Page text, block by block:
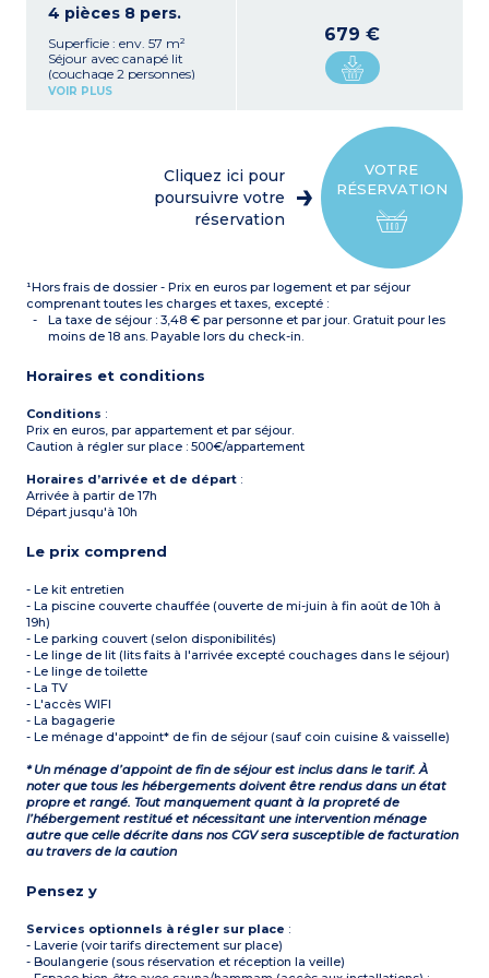
PMR: personne à mobilité
vitrocéramique,
cafetière à capsules,
bouilloire, grille-pain, lave-
vaisselle)
2 chambres avec couchage
4 pièces 8 pers.
Superficie : env. 57 m²
Séjour avec canapé lit
(couchage 2 personnes)
Kitchenette équipée
3 chambres avec couchage
VOIR PLUS
679 €
VOTRE
RÉSERVATION
Cliquez ici pour
poursuivre votre
réservation
¹Hors frais de dossier - Prix en euros par logement et par séjour
comprenant toutes les charges et taxes, excepté :
La taxe de séjour : 3,48 € par personne et par jour. Gratuit pour les
moins de 18 ans. Payable lors du check-in.
Horaires et conditions
Conditions :
Prix en euros, par appartement et par séjour.
Caution à régler sur place : 500€/appartement
Horaires d’arrivée et de départ :
Arrivée à partir de 17h
Départ jusqu'à 10h
Le prix comprend
- Le kit entretien
- La piscine couverte chauffée (ouverte de mi-juin à fin août de 10h à
19h)
- Le parking couvert (selon disponibilités)
- Le linge de lit (lits faits à l'arrivée excepté couchages dans le séjour)
- Le linge de toilette
- La TV
- L'accès WIFI
- La bagagerie
- Le ménage d'appoint* de fin de séjour (sauf coin cuisine & vaisselle)
* Un ménage d’appoint de fin de séjour est inclus dans le tarif. À
noter que tous les hébergements doivent être rendus dans un état
propre et rangé. Tout manquement quant à la propreté de
l’hébergement restitué et nécessitant une intervention ménage
autre que celle décrite dans nos CGV sera susceptible de facturation
au travers de la caution
Pensez y
Services optionnels à régler sur place :
- Laverie (voir tarifs directement sur place)
- Boulangerie (sous réservation et réception la veille)